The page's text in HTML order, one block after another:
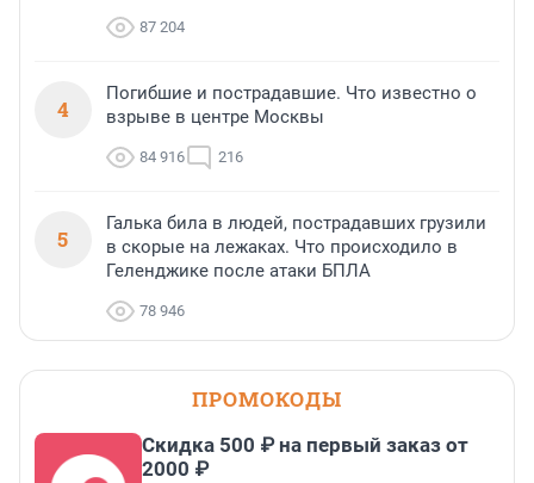
87 204
4
Погибшие и пострадавшие. Что известно о
взрыве в центре Москвы
84 916 216
5
Галька била в людей, пострадавших грузили
в скорые на лежаках. Что происходило в
Геленджике после атаки БПЛА
78 946
ПРОМОКОДЫ
Скидка 500 ₽ на первый заказ от
2000 ₽